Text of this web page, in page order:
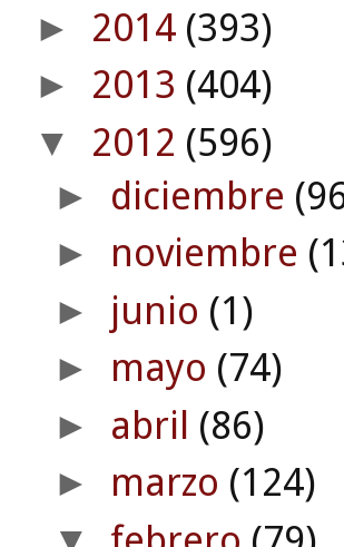
► 2014 (393)
► 2013 (404)
▼ 2012 (596)
► diciembre
► noviembre
► junio (1)
► mayo (74)
► abril (86)
► marzo (124)